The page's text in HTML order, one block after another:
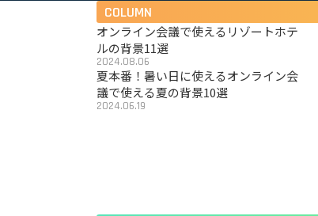
COLUMN
オンライン会議で使えるリゾートホテ
ルの背景11選
2024.08.06
夏本番！暑い日に使えるオンライン会
議で使える夏の背景10選
2024.06.19